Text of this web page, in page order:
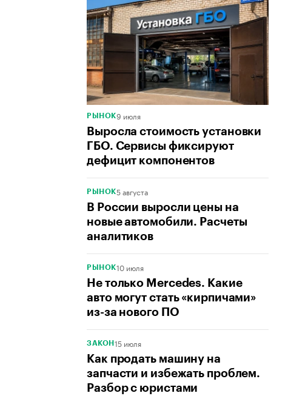
РЫНОК9 июля
Выросла стоимость установки
ГБО. Сервисы фиксируют
дефицит компонентов
РЫНОК5 августа
В России выросли цены на
новые автомобили. Расчеты
аналитиков
РЫНОК10 июля
Не только Mercedes. Какие
авто могут стать «кирпичами»
из-за нового ПО
ЗАКОН 15 июля
Как продать машину на
запчасти и избежать проблем.
Разбор с юристами